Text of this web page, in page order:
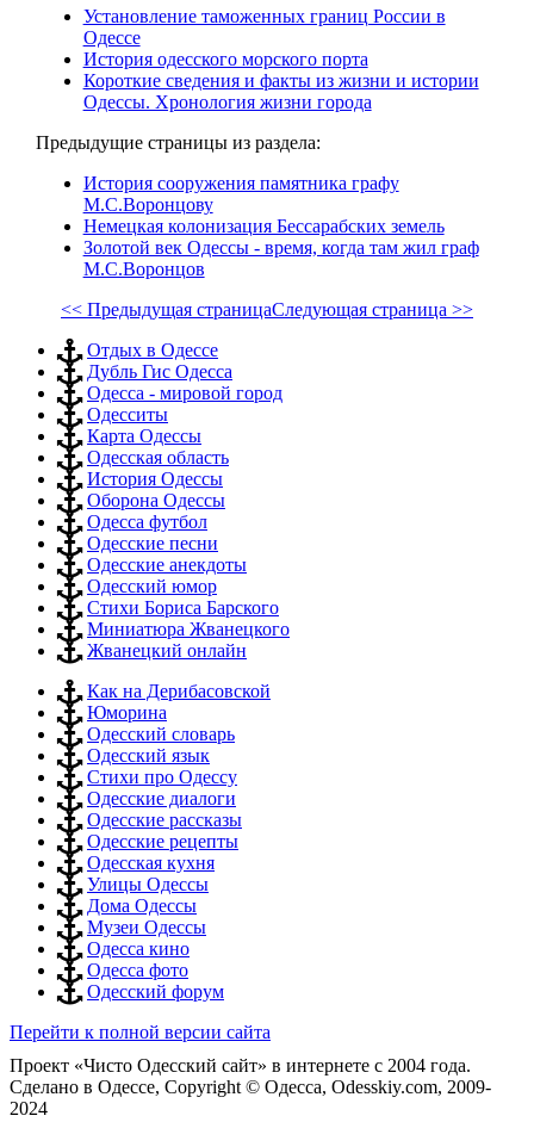
Установление таможенных границ России в
Одессе
История одесского морского порта
Короткие сведения и факты из жизни и истории
Одессы. Хронология жизни города
Предыдущие страницы из раздела:
История сооружения памятника графу
М.С.Воронцову
Немецкая колонизация Бессарабских земель
Золотой век Одессы - время, когда там жил граф
М.С.Воронцов
<< Предыдущая страницаСледующая страница >>
Отдых в Одессе
Дубль Гис Одесса
Одесса - мировой город
Одесситы
Карта Одессы
Одесская область
История Одессы
Оборона Одессы
Одесса футбол
Одесские песни
Одесские анекдоты
Одесский юмор
Стихи Бориса Барского
Миниатюра Жванецкого
Жванецкий онлайн
Как на Дерибасовской
Юморина
Одесский словарь
Одесский язык
Стихи про Одессу
Одесские диалоги
Одесские рассказы
Одесские рецепты
Одесская кухня
Улицы Одессы
Дома Одессы
Музеи Одессы
Одесса кино
Одесса фото
Одесский форум
Перейти к полной версии сайта
Проект «Чисто Одесский сайт» в интернете с 2004 года.
Сделано в Одессе, Copyright © Одесса, Odesskiy.com, 2009-
2024